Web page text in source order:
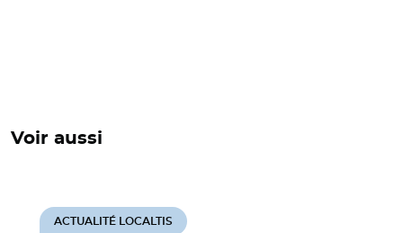
Voir aussi
ACTUALITÉ LOCALTIS